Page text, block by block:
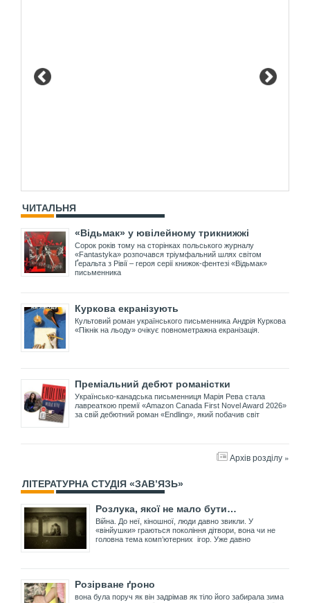
ЧИТАЛЬНЯ
«Відьмак» у ювілейному трикнижжі
Сорок років тому на сторінках польського журналу
«Fantastyka» розпочався тріумфальний шлях світом
Ґеральта з Рівії – героя серії книжок-фентезі «Відьмак»
письменника
Куркова екранізують
Культовий роман українського письменника Андрія Куркова
«Пікнік на льоду» очікує повнометражна екранізація.
Преміальний дебют романістки
Українсько-канадська письменниця Марія Рева стала
лавреаткою премії «Amazon Canada First Novel Award 2026»
за свій дебютний роман «Endling», який побачив світ
Архів розділу »
ЛІТЕРАТУРНА СТУДІЯ «ЗАВ’ЯЗЬ»
Розлука, якої не мало бути…
Війна. До неї, кіношної, люди давно звикли. У
«вінйушки» граються покоління дітвори, вона чи не
головна тема комп’ютерних ігор. Уже давно
Розірване ґроно
вона була поруч як він задрімав як тіло його забирала зима